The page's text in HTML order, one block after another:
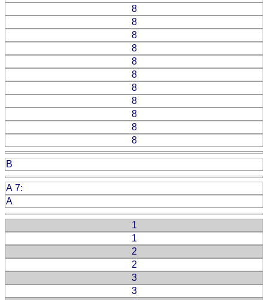
8
8
8
8
8
8
8
8
8
8
8
B
A 7:
A
1
1
2
2
3
3